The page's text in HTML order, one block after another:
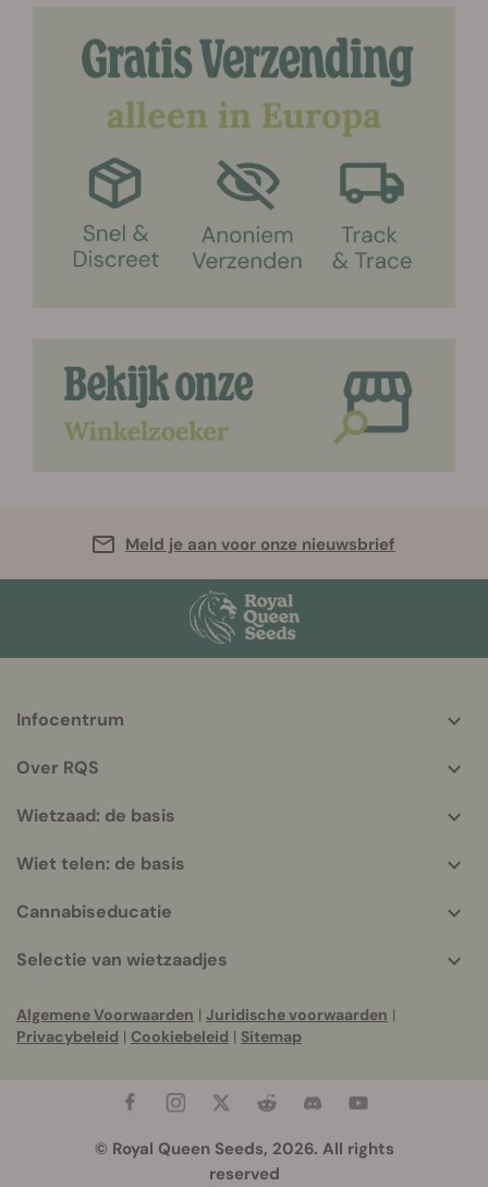
Meld je aan voor onze nieuwsbrief
More
info
Infocentrum
Over RQS
Wietzaad: de basis
Wiet telen: de basis
Cannabiseducatie
Selectie van wietzaadjes
Algemene Voorwaarden | Juridische voorwaarden |
Privacybeleid | Cookiebeleid | Sitemap
© Royal Queen Seeds, 2026. All rights
reserved